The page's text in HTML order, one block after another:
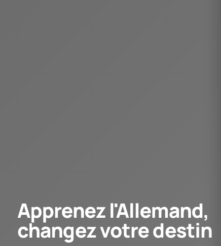
Apprenez l'Allemand,
changez votre destin